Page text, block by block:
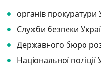
органів прокуратури
Служби безпеки
Державного бюро
Національної поліції